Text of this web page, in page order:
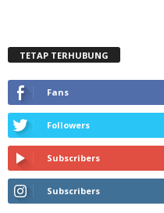
TETAP TERHUBUNG
Fans
Followers
Subscribers
Subscribers